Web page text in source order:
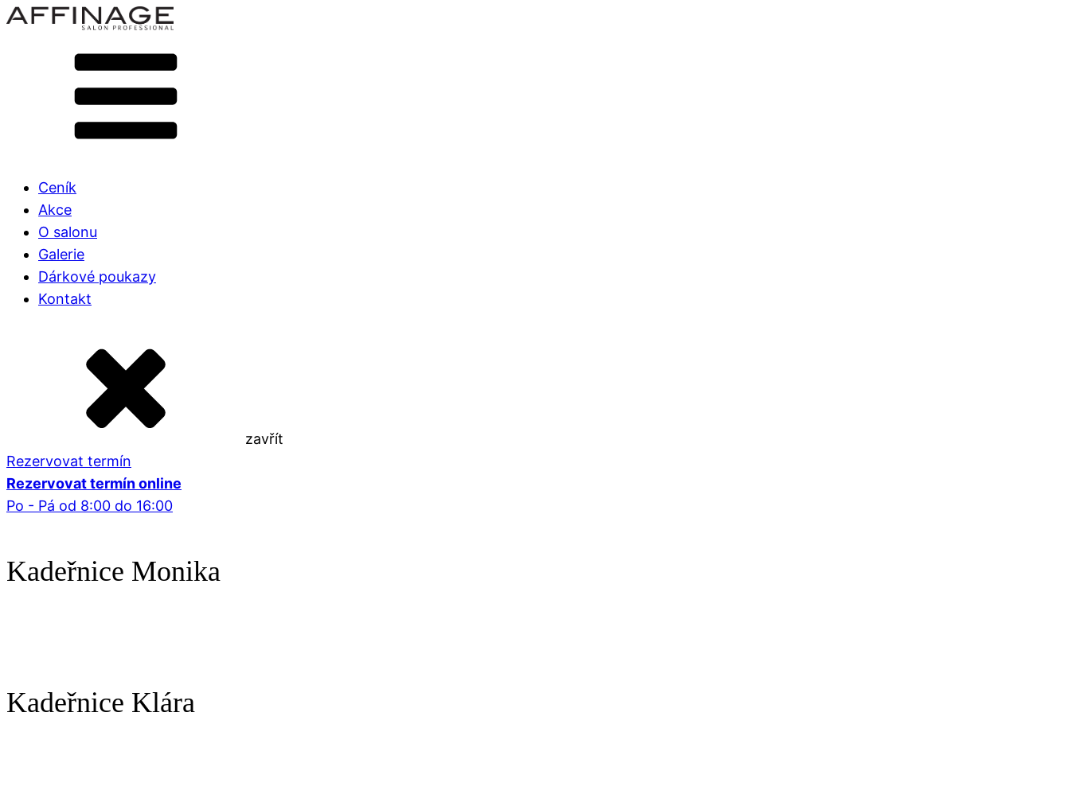
Ceník
Akce
O salonu
Galerie
Dárkové poukazy
Kontakt
zavřít
Rezervovat termín
Rezervovat termín online
Po - Pá od 8:00 do 16:00
Kadeřnice Monika
Kadeřnice Klára